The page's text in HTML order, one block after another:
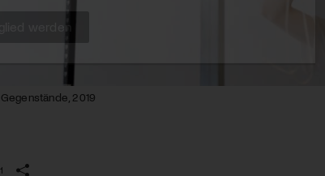
2019
werden